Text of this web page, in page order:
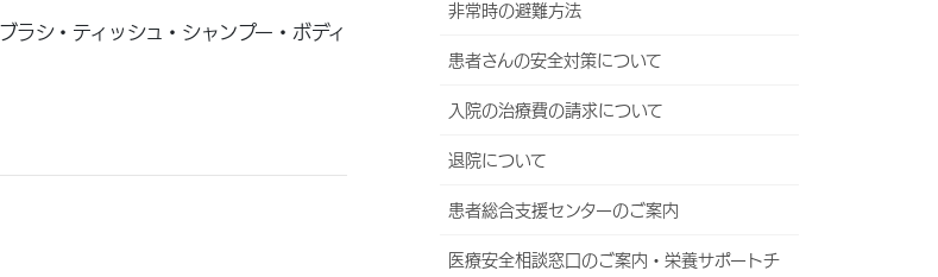
ラシ・ティッシュ・シャンプー・ボディ
非常時の避難方法
患者さんの安全対策について
入院の治療費の請求について
退院について
患者総合支援センターのご案内
医療安全相談窓口のご案内・栄養サポートチ